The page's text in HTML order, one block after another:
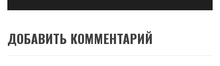
ДОБАВИТЬ КОММЕНТАРИЙ